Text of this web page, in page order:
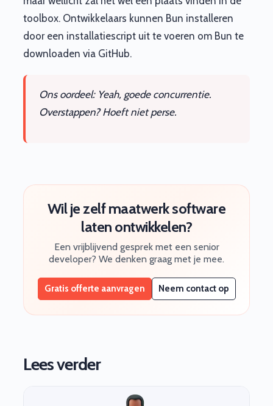
toolbox. Ontwikkelaars kunnen Bun installeren
door een installatiescript uit te voeren om Bun te
downloaden via GitHub.
Ons oordeel: Yeah, goede concurrentie.
Overstappen? Hoeft niet perse.
Wil je zelf maatwerk software
laten ontwikkelen?
Een vrijblijvend gesprek met een senior
developer? We denken graag met je mee.
Gratis offerte aanvragen Neem contact op
Lees verder